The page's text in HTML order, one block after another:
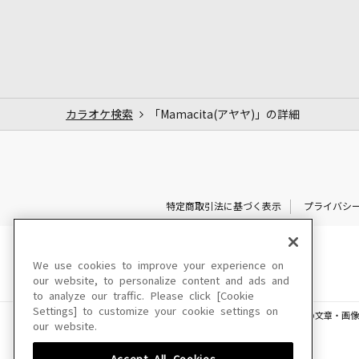
カラオケ検索 「Mamacita(アヤヤ)」の詳細
特定商取引法に基づく表示 プライバシ
このサイトに掲載されている一切の文章・画
We use cookies to improve your experience on
our website, to personalize content and ads and
to analyze our traffic. Please click [Cookie
Settings] to customize your cookie settings on
our website.